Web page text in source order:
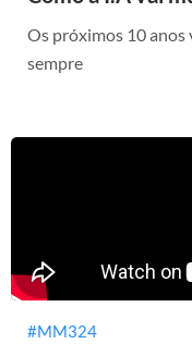
Os próximos 10 anos
sempre
#MM324